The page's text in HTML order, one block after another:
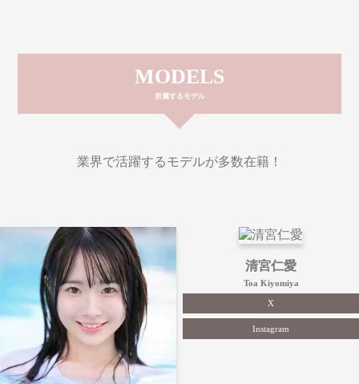
MODELS
所属するモデル
業界で活躍するモデルが多数在籍！
清宮仁愛
Toa Kiyomiya
X
Instagram